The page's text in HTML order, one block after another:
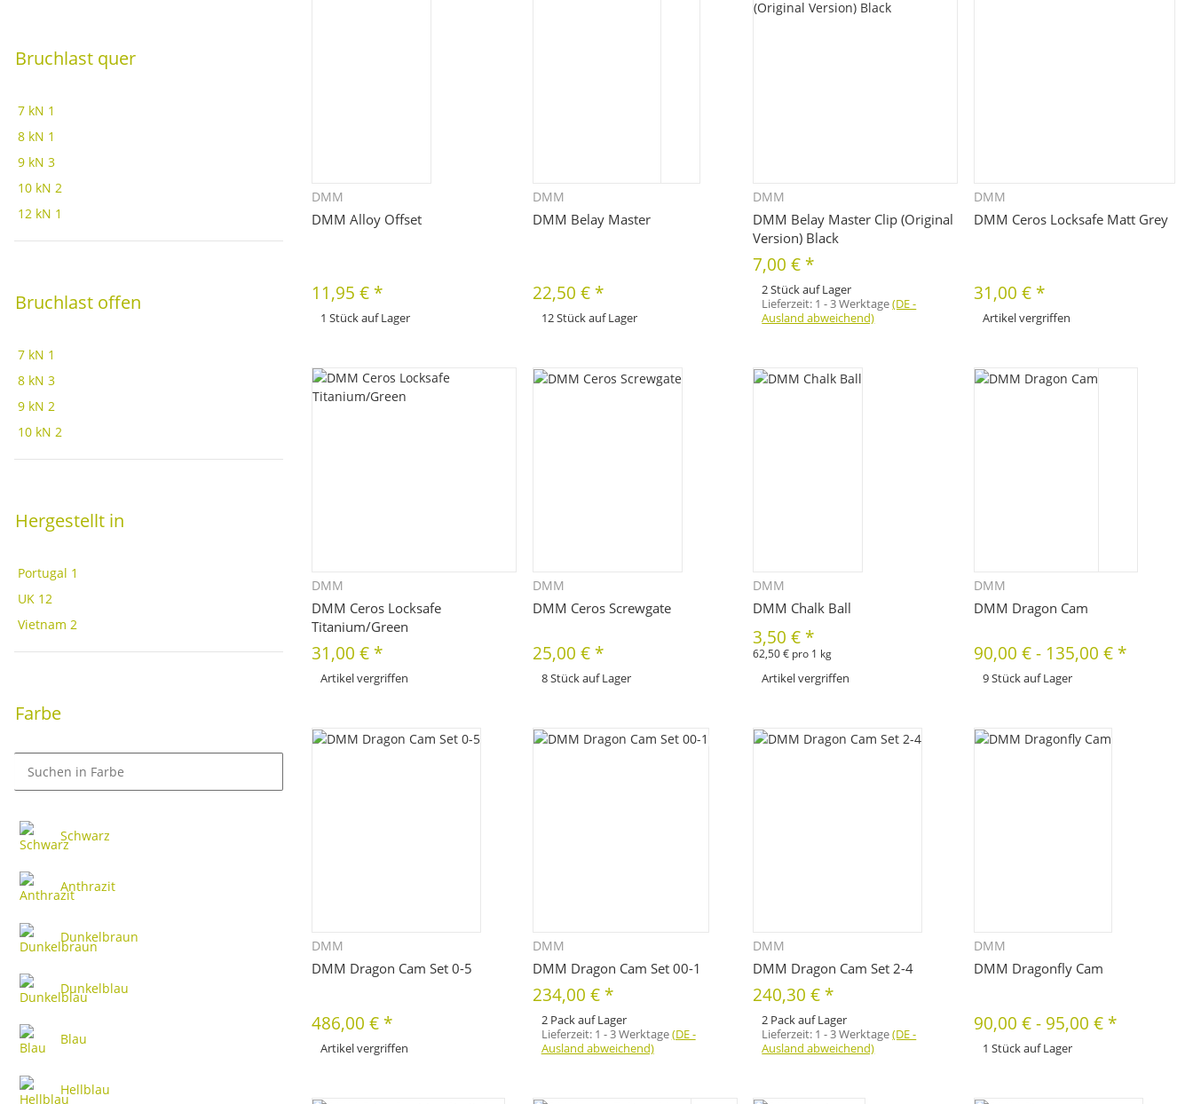
DMM
DMM Alloy Offset
11,95 € *
1 Stück auf Lager
DMM
DMM Belay Master
22,50 € *
12 Stück auf Lager
DMM
DMM Belay Master Clip (Original
Version) Black
7,00 € *
2 Stück auf Lager
Lieferzeit: 1 - 3 Werktage(DE -
Ausland abweichend)
DMM
DMM Ceros Locksafe Matt Grey
31,00 € *
Artikel vergriffen
DMM
DMM Ceros Locksafe
Titanium/Green
31,00 € *
Artikel vergriffen
DMM
DMM Ceros Screwgate
25,00 € *
8 Stück auf Lager
DMM
DMM Chalk Ball
3,50 € *
62,50 € pro 1 kg
Artikel vergriffen
DMM
DMM Dragon Cam
90,00 €- 135,00 € *
9 Stück auf Lager
DMM
DMM Dragon Cam Set 0-5
486,00 € *
Artikel vergriffen
DMM
DMM Dragon Cam Set 00-1
234,00 € *
2 Pack auf Lager
Lieferzeit: 1 - 3 Werktage(DE -
Ausland abweichend)
DMM
DMM Dragon Cam Set 2-4
240,30 € *
2 Pack auf Lager
Lieferzeit: 1 - 3 Werktage(DE -
Ausland abweichend)
DMM
DMM Dragonfly Cam
90,00 €- 95,00 € *
1 Stück auf Lager
Bruchlast quer
7 kN 1
8 kN 1
9 kN 3
10 kN 2
12 kN 1
Bruchlast offen
7 kN 1
8 kN 3
9 kN 2
10 kN 2
Hergestellt in
Portugal 1
UK 12
Vietnam 2
Farbe
Schwarz
Anthrazit
Dunkelbraun
Dunkelblau
Blau
Hellblau